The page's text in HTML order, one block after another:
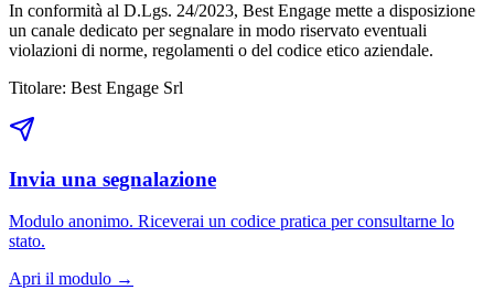
In conformità al D.Lgs. 24/2023, Best Engage mette a disposizione
un canale dedicato per segnalare in modo riservato eventuali
violazioni di norme, regolamenti o del codice etico aziendale.
Titolare: Best Engage Srl
Invia una segnalazione
Modulo anonimo. Riceverai un codice pratica per consultarne lo
stato.
Apri il modulo →